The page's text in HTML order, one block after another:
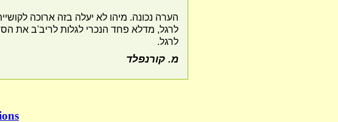
הערה נכונה. מיהו לא יעלה בזה ארוכה
לרגל, מדלא פחד הנכרי לגלות לריב'ב את
לרגל.
מ. קורנפלד